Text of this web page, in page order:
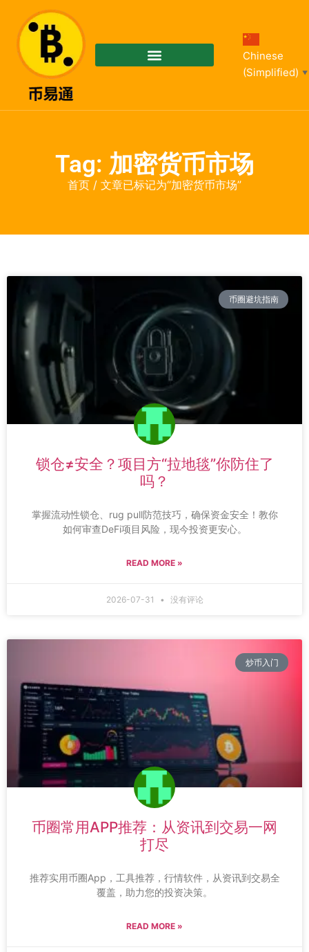
Chinese
(Simplified)
▼
Tag: 加密货币市场
首页 / 文章已标记为“加密货币市场”
币圈避坑指南
锁仓≠安全？项目方“拉地毯”你防住了
吗？
掌握流动性锁仓、rug pull防范技巧，确保资金安全！教你
如何审查DeFi项目风险，现今投资更安心。
READ MORE »
2026-07-31 没有评论
炒币入门
币圈常用APP推荐：从资讯到交易一网
打尽
推荐实用币圈App，工具推荐，行情软件，从资讯到交易全
覆盖，助力您的投资决策。
READ MORE »